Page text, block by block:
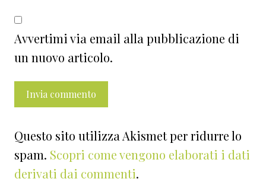
Avvertimi via email alla pubblicazione di
un nuovo articolo.
Questo sito utilizza Akismet per ridurre lo
spam. Scopri come vengono elaborati i dati
derivati dai commenti.